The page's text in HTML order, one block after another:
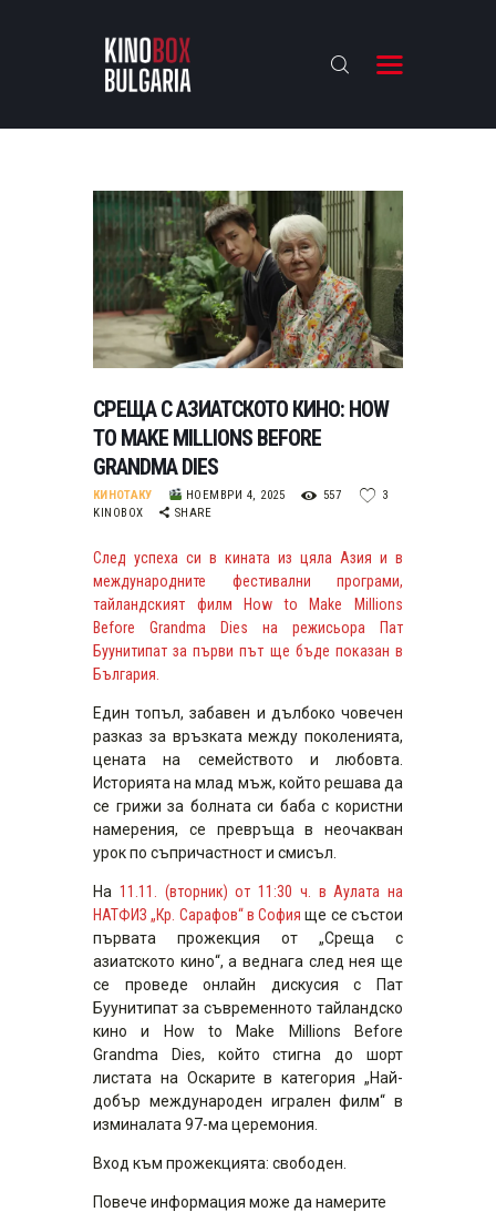
KINOBOX BULGARIA
АНАЛИЗИ
БАХТИ НАГРАДИТЕ
ИНТЕРВЮТА
ЗА НАС
СРЕЩА С АЗИАТСКОТО КИНО: HOW
TO MAKE MILLIONS BEFORE
GRANDMA DIES
КИНОТАКУ НОЕМВРИ 4, 2025 557
3
KINOBOX
SHARE
След успеха си в кината из цяла Азия и в
международните фестивални програми,
тайландският филм How to Make Millions
Before Grandma Dies на режисьора Пат
Буунитипат за първи път ще бъде показан в
България.
Един топъл, забавен и дълбоко човечен
разказ за връзката между поколенията,
цената на семейството и любовта.
Историята на млад мъж, който решава да
се грижи за болната си баба с користни
намерения, се превръща в неочакван
урок по съпричастност и смисъл.
На 11.11. (вторник) от 11:30 ч. в Аулата на
НАТФИЗ „Кр. Сарафов“ в София ще се състои
първата прожекция от „Среща с
азиатското кино“, а веднага след нея ще
се проведе онлайн дискусия с Пат
Буунитипат за съвременното тайландско
кино и How to Make Millions Before
Grandma Dies, който стигна до шорт
листата на Оскарите в категория „Най-
добър международен игрален филм“ в
изминалата 97-ма церемония.
Вход към прожекцията: свободен.
Повече информация може да намерите